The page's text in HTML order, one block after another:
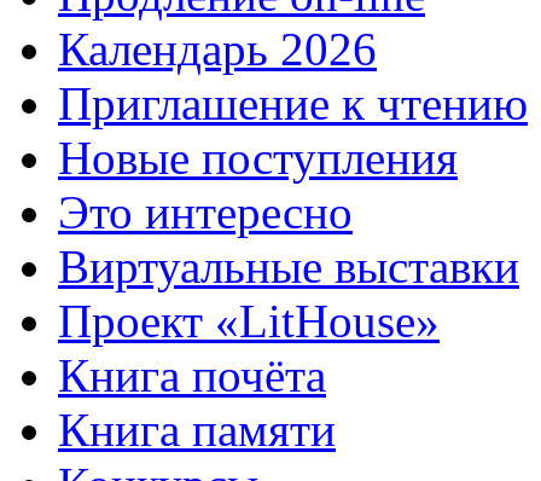
Календарь 2026
Приглашение к чтению
Новые поступления
Это интересно
Виртуальные выставки
Проект «LitHouse»
Книга почёта
Книга памяти